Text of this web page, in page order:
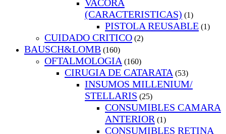
VACORA
(CARACTERISTICAS) (1)
PISTOLA REUSABLE (1)
CUIDADO CRITICO (2)
BAUSCH&LOMB (160)
OFTALMOLOGIA (160)
CIRUGIA DE CATARATA (53)
INSUMOS MILLENIUM/
STELLARIS (25)
CONSUMIBLES CAMARA
ANTERIOR (1)
CONSUMIBLES RETINA